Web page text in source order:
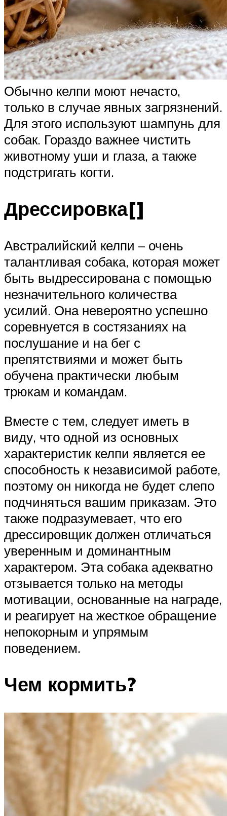
Обычно келпи моют нечасто,
только в случае явных загрязнений.
Для этого используют шампунь для
собак. Гораздо важнее чистить
животному уши и глаза, а также
подстригать когти.
Дрессировка[]
Австралийский келпи – очень
талантливая собака, которая может
быть выдрессирована с помощью
незначительного количества
усилий. Она невероятно успешно
соревнуется в состязаниях на
послушание и на бег с
препятствиями и может быть
обучена практически любым
трюкам и командам.
Вместе с тем, следует иметь в
виду, что одной из основных
характеристик келпи является ее
способность к независимой работе,
поэтому он никогда не будет слепо
подчиняться вашим приказам. Это
также подразумевает, что его
дрессировщик должен отличаться
уверенным и доминантным
характером. Эта собака адекватно
отзывается только на методы
мотивации, основанные на награде,
и реагирует на жесткое обращение
непокорным и упрямым
поведением.
Чем кормить?